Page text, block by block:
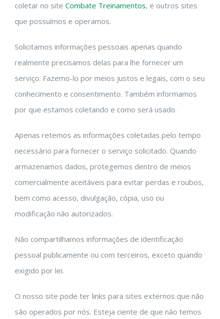
coletar no site Combate Treinamentos, e outros sites
que possuímos e operamos.
Solicitamos informações pessoais apenas quando
realmente precisamos delas para lhe fornecer um
serviço. Fazemo-lo por meios justos e legais, com o seu
conhecimento e consentimento. Também informamos
por que estamos coletando e como será usado.
Apenas retemos as informações coletadas pelo tempo
necessário para fornecer o serviço solicitado. Quando
armazenamos dados, protegemos dentro de meios
comercialmente aceitáveis ​​para evitar perdas e roubos,
bem como acesso, divulgação, cópia, uso ou
modificação não autorizados.
Não compartilhamos informações de identificação
pessoal publicamente ou com terceiros, exceto quando
exigido por lei.
O nosso site pode ter links para sites externos que não
são operados por nós. Esteja ciente de que não temos